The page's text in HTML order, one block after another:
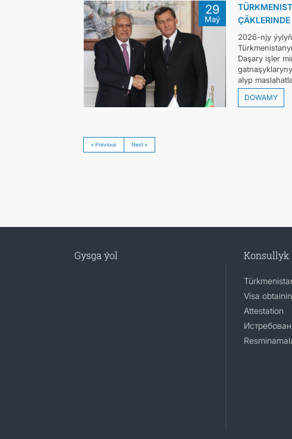
29
Maý
ÇÄKLERINDE
2026-njy
Daşary işler
alyp
DOWAMY
« Previous Next »
Gysga ýol Konsullyk
Visa
Attestation